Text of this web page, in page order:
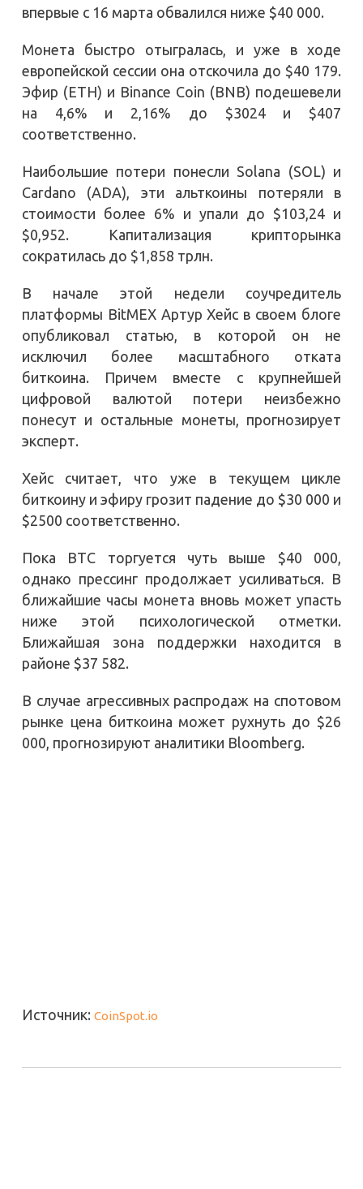
впервые с 16 марта обвалился ниже $40 000.
Монета быстро отыгралась, и уже в ходе
европейской сессии она отскочила до $40 179.
Эфир (ETH) и Binance Coin (BNB) подешевели
на 4,6% и 2,16% до $3024 и $407
соответственно.
Наибольшие потери понесли Solana (SOL) и
Cardano (ADA), эти альткоины потеряли в
стоимости более 6% и упали до $103,24 и
$0,952. Капитализация крипторынка
сократилась до $1,858 трлн.
В начале этой недели соучредитель
платформы BitMEX Артур Хейс в своем блоге
опубликовал статью, в которой он не
исключил более масштабного отката
биткоина. Причем вместе с крупнейшей
цифровой валютой потери неизбежно
понесут и остальные монеты, прогнозирует
эксперт.
Хейс считает, что уже в текущем цикле
биткоину и эфиру грозит падение до $30 000 и
$2500 соответственно.
Пока BTC торгуется чуть выше $40 000,
однако прессинг продолжает усиливаться. В
ближайшие часы монета вновь может упасть
ниже этой психологической отметки.
Ближайшая зона поддержки находится в
районе $37 582.
В случае агрессивных распродаж на спотовом
рынке цена биткоина может рухнуть до $26
000, прогнозируют аналитики Bloomberg.
Источник: CoinSpot.io